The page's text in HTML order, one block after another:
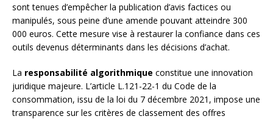
sont tenues d’empêcher la publication d’avis factices ou
manipulés, sous peine d’une amende pouvant atteindre 300
000 euros. Cette mesure vise à restaurer la confiance dans ces
outils devenus déterminants dans les décisions d’achat.
La responsabilité algorithmique constitue une innovation
juridique majeure. L’article L.121-22-1 du Code de la
consommation, issu de la loi du 7 décembre 2021, impose une
transparence sur les critères de classement des offres